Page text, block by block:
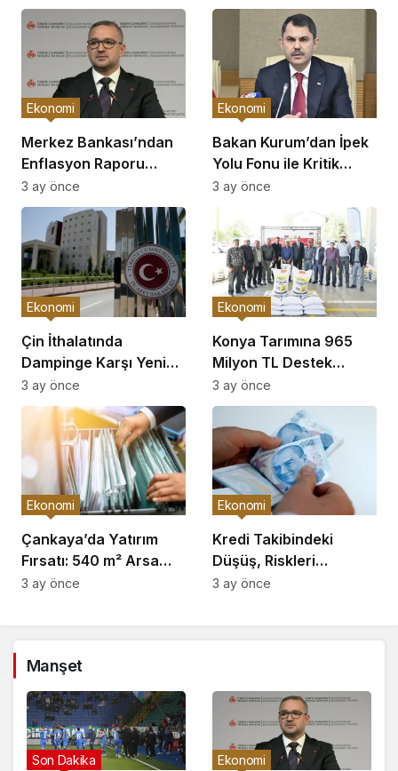
Merkez Bankası’ndan
Enflasyon Raporu
Açıklaması
Ekonomi
3 ay önce
Bakan Kurum’dan İpek
Yolu Fonu ile Kritik
Görüşme
Ekonomi
3 ay önce
Çin İthalatında
Dampinge Karşı Yeni
Önlemler!
Ekonomi
3 ay önce
Konya Tarımına 965
Milyon TL Destek
Açıklaması
Ekonomi
3 ay önce
Çankaya’da Yatırım
Fırsatı: 540 m² Arsa
Satışı
Ekonomi
3 ay önce
Kredi Takibindeki
Düşüş, Riskleri
Artırıyor!
Ekonomi
3 ay önce
Manşet
Gündem Son Dakika